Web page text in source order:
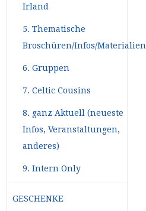
Irland
5. Thematische
Broschüren/Infos/Materialien
6. Gruppen
7. Celtic Cousins
8. ganz Aktuell (neueste
Infos, Veranstaltungen,
anderes)
9. Intern Only
GESCHENKE